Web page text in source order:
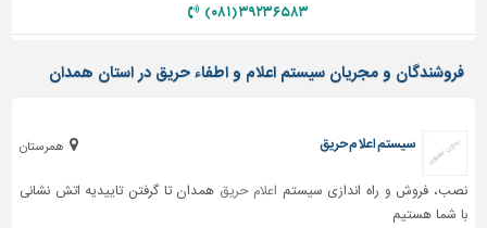
سرویس
ابزار،یراق
ماشین
آلات
۳۹۲۳۶۵۸۳ (۰۸۱)
فروشندگان و مجریان سیستم اعلام و اطفاء حریق در استان همدان
همرستان سیستم اعلام حریق
نصب، فروش و راه اندازی سیستم اعلام حریق همدان تا گرفتن تاییدیه اتش نشانی
با شما هستیم